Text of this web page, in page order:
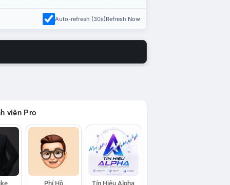
Auto-refresh (30s)Refresh Now
viên Pro
Phí Hồ Tín Hiệu Alpha